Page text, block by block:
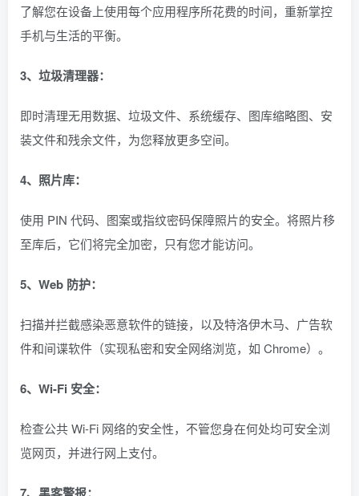
了解您在设备上使用每个应用程序所花费的时间，重新掌控
手机与生活的平衡。
3、垃圾清理器：
即时清理无用数据、垃圾文件、系统缓存、图库缩略图、安
装文件和残余文件，为您释放更多空间。
4、照片库：
使用 PIN 代码、图案或指纹密码保障照片的安全。将照片移
至库后，它们将完全加密，只有您才能访问。
5、Web 防护：
扫描并拦截感染恶意软件的链接，以及特洛伊木马、广告软
件和间谍软件（实现私密和安全网络浏览，如 Chrome）。
6、Wi-Fi 安全：
检查公共 Wi-Fi 网络的安全性，不管您身在何处均可安全浏
览网页，并进行网上支付。